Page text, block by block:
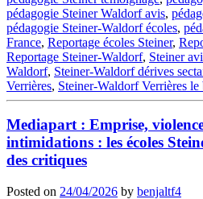
pédagogie Steiner Waldorf avis,
pédagogie Steiner-Waldorf écoles,
France, Reportage écoles Steiner,
Reportage Steiner-Waldorf, Steiner
Waldorf, Steiner-Waldorf dérives
Verrières, Steiner-Waldorf Verrières le
Mediapart : Emprise,
intimidations : les écoles
des critiques
Posted on 24/04/2026 by benjaltf4